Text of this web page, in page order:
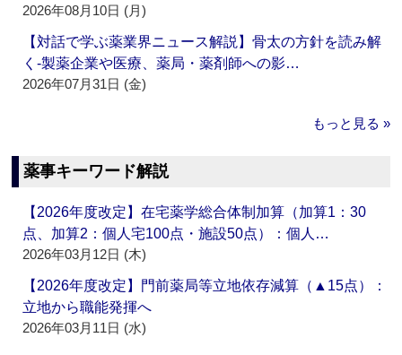
2026年08月10日 (月)
【対話で学ぶ薬業界ニュース解説】骨太の方針を読み解
く‐製薬企業や医療、薬局・薬剤師への影…
2026年07月31日 (金)
もっと見る »
薬事キーワード解説
【2026年度改定】在宅薬学総合体制加算（加算1：30
点、加算2：個人宅100点・施設50点）：個人…
2026年03月12日 (木)
【2026年度改定】門前薬局等立地依存減算（▲15点）：
立地から職能発揮へ
2026年03月11日 (水)